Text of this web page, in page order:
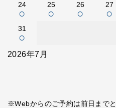
24
○
25
○
26
○
27
○
31
○
2026年7月
※Webからのご予約は前日までと